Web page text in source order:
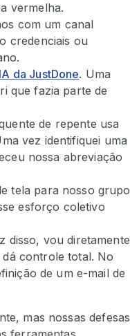
vermelha.
com um canal
credenciais ou
da JustDone. Uma
que fazia parte de
de repente usa
vez identifiquei uma
nossa abreviação
tela para nosso grupo
esforço coletivo
disso, vou diretamente
controle total. No
de um e-mail de
mas nossas defesas